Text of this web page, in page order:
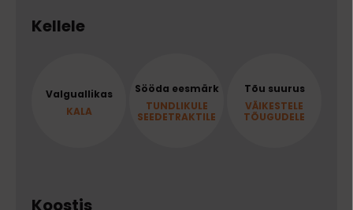
Kellele
Valguallikas
KALA
Sööda eesmärk
TUNDLIKULE
SEEDETRAKTILE
Tõu suurus
VÄIKESTELE
TÕUGUDELE
Koostis